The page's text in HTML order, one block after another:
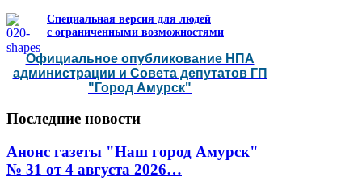
Специальная версия для людей
с ограниченными возможностями
Официальное опубликование НПА
администрации и Совета депутатов ГП
"Город Амурск"
Последние новости
Анонс газеты "Наш город Амурск"
№ 31 от 4 августа 2026…